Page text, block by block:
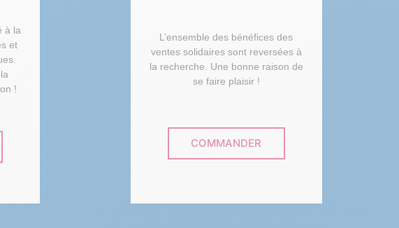
à la
et
!
L’ensemble des bénéfices des
ventes solidaires sont reversées à
la recherche. Une bonne raison de
se faire plaisir !
COMMANDER